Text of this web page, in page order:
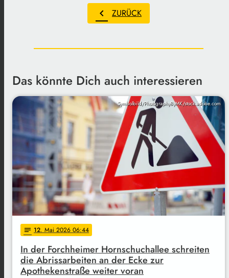
chevron_left ZURÜCK
Das könnte Dich auch interessieren
Symbolbild/PhotographyByMK/stock.adobe.com
notes 12. Mai 2026 06:44
In der Forchheimer Hornschuchallee schreiten
die Abrissarbeiten an der Ecke zur
Apothekenstraße weiter voran